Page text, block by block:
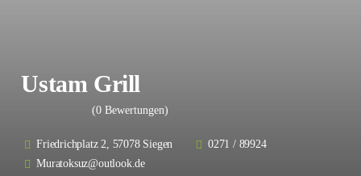
Ustam Grill
(0 Bewertungen)
Friedrichplatz 2, 57078 Siegen
0271 / 89924
Muratoksuz@outlook.de